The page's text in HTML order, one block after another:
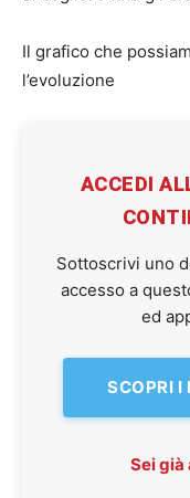
Il grafico che
l’evoluzione
ACCEDI
Sottoscrivi uno
accesso a
ed
SCOPRI I
Sei già